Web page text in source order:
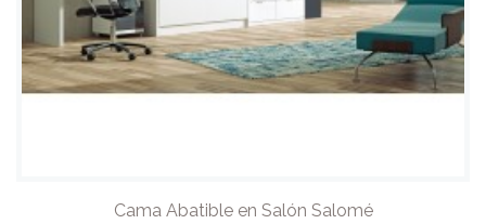
Cama Abatible en Salón Salomé